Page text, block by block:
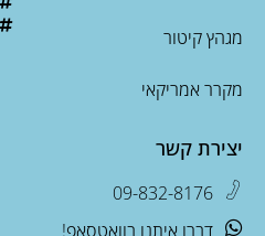
מגהץ קיטור
מקרר אמריקאי
יצירת קשר
09-832-8176
דברו איתנו בוואטסאפ!